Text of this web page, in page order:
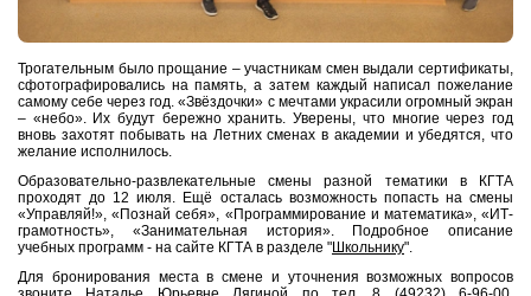
Трогательным было прощание – участникам смен выдали сертификаты,
сфотографировались на память, а затем каждый написал пожелание
самому себе через год. «Звёздочки» с мечтами украсили огромный экран
– «небо». Их будут бережно хранить. Уверены, что многие через год
вновь захотят побывать на Летних сменах в академии и убедятся, что
желание исполнилось.
Образовательно-развлекательные смены разной тематики в КГТА
проходят до 12 июля. Ещё осталась возможность попасть на смены
«Управляй!», «Познай себя», «Программирование и математика», «ИТ-
грамотность», «Занимательная история». Подробное описание
учебных программ - на сайте КГТА в разделе "Школьнику".
Для бронирования места в смене и уточнения возможных вопросов